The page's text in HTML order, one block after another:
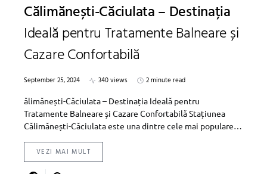
Călimănești-Căciulata – Destinația
Ideală pentru Tratamente Balneare și
Cazare Confortabilă
September 25, 2024 340 views
2 minute read
ălimănești-Căciulata – Destinația Ideală pentru
Tratamente Balneare și Cazare Confortabilă Stațiunea
Călimănești-Căciulata este una dintre cele mai populare…
VEZI MAI MULT